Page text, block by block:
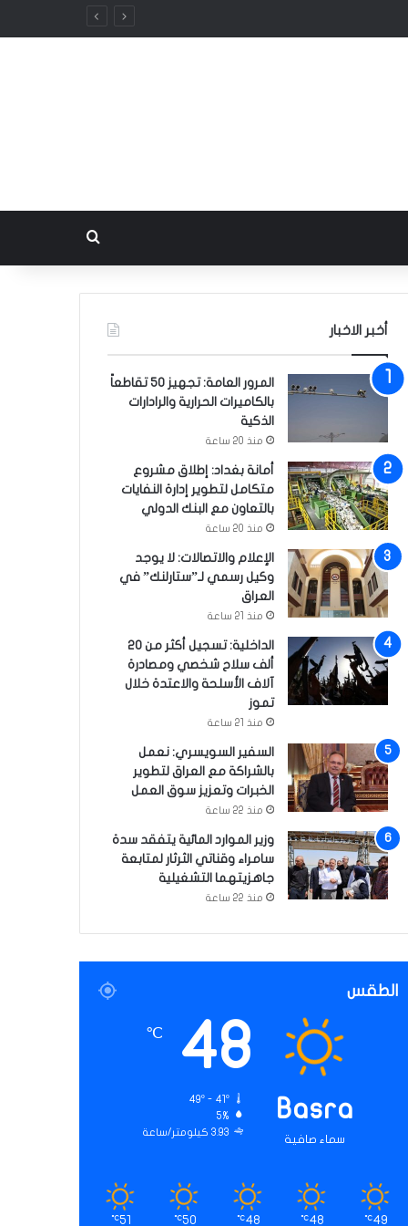
أخبر الاخبار
المرور العامة: تجهيز 50 تقاطعاً
بالكاميرات الحرارية والرادارات
الذكية
منذ 20 ساعة
أمانة بغداد: إطلاق مشروع
متكامل لتطوير إدارة النفايات
بالتعاون مع البنك الدولي
منذ 20 ساعة
الإعلام والاتصالات: لا يوجد
وكيل رسمي لـ”ستارلنك” في
العراق
منذ 21 ساعة
الداخلية: تسجيل أكثر من 20
ألف سلاح شخصي ومصادرة
آلاف الأسلحة والاعتدة خلال
تموز
منذ 21 ساعة
السفير السويسري: نعمل
بالشراكة مع العراق لتطوير
الخبرات وتعزيز سوق العمل
منذ 22 ساعة
وزير الموارد المائية يتفقد سدة
سامراء وقناتي الثرثار لمتابعة
جاهزيتهما التشغيلية
منذ 22 ساعة
الطقس
Basra
سماء صافية
48
℃
49º - 41º
5%
3.93 كيلومتر/ساعة
49
℃
48
℃
48
℃
50
℃
51
℃